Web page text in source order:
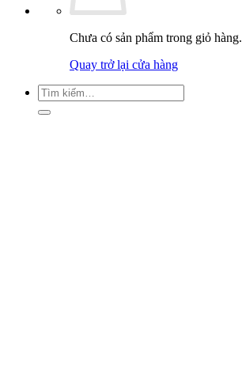
Chưa có sản phẩm trong giỏ hàng.
Quay trở lại cửa hàng
Tìm
kiếm: